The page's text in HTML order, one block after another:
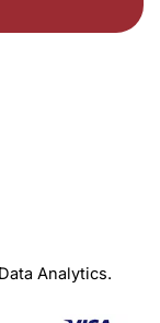
Analytics.